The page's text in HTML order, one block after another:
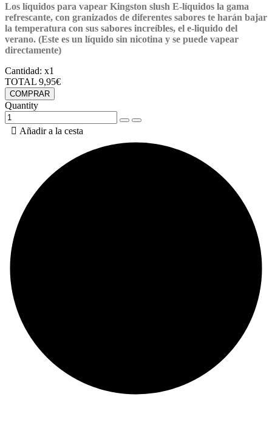
Los líquidos para vapear Kingston slush E-líquidos la gama
refrescante, con granizados de diferentes sabores te harán bajar
la temperatura con sus sabores increíbles, el e-liquido del
verano. (Este es un líquido sin nicotina y se puede vapear
directamente)
Cantidad: x1
TOTAL 9,95€
COMPRAR
Quantity
 Añadir a la cesta